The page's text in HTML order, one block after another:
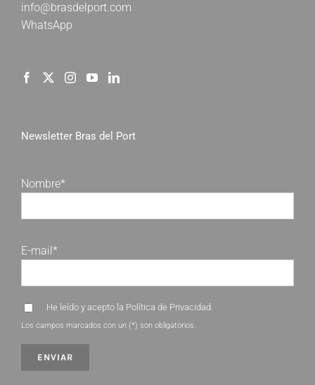
info@brasdelport.com
WhatsApp
Newsletter Bras del Port
Nombre*
E-mail*
He leído y acepto la Política de Privacidad.
Los campos marcados con un (*) son obligatorios.